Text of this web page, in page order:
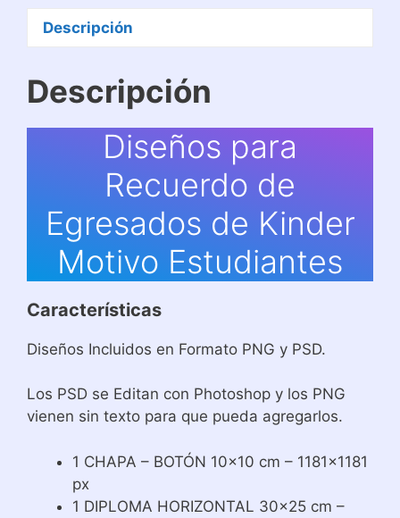
cantidad
Descripción
Descripción
Diseños para
Recuerdo de
Egresados de Kinder
Motivo Estudiantes
Características
Diseños Incluidos en Formato PNG y PSD.
Los PSD se Editan con Photoshop y los PNG
vienen sin texto para que pueda agregarlos.
1 CHAPA – BOTÓN 10×10 cm – 1181×1181
px
1 DIPLOMA HORIZONTAL 30×25 cm –